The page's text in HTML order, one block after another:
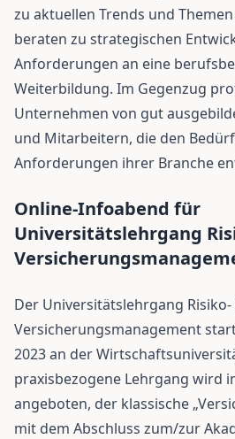
zu aktuellen Trends und
beraten zu strategischen
Anforderungen an eine
Weiterbildung. Im Gegenzug
Unternehmen von gut
und Mitarbeitern, die den
Anforderungen ihrer Branche
Online-Infoabend für
Universitätslehrgang
Der Universitätslehrgang Risiko-
Versicherungsmanagement
2023 an der
praxisbezogene Lehrgang wird
angeboten, der klassische
mit dem Abschluss zum/zur